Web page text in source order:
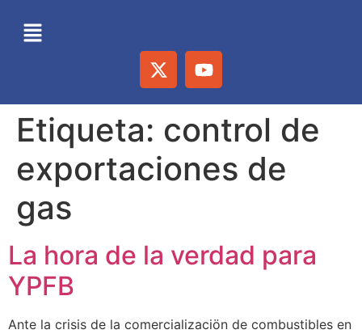
Etiqueta: control de
exportaciones de
gas
La hora de la verdad para
YPFB
Ante la crisis de la comercializaciön de combustibles en